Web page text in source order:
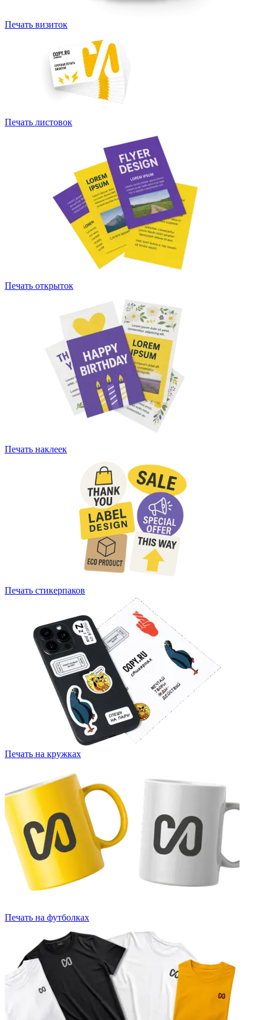
Печать визиток
Печать листовок
Печать открыток
Печать наклеек
Печать стикерпаков
Печать на кружках
Печать на футболках